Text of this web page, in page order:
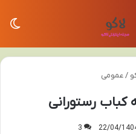
/عمومی
کباب رستورانی
3